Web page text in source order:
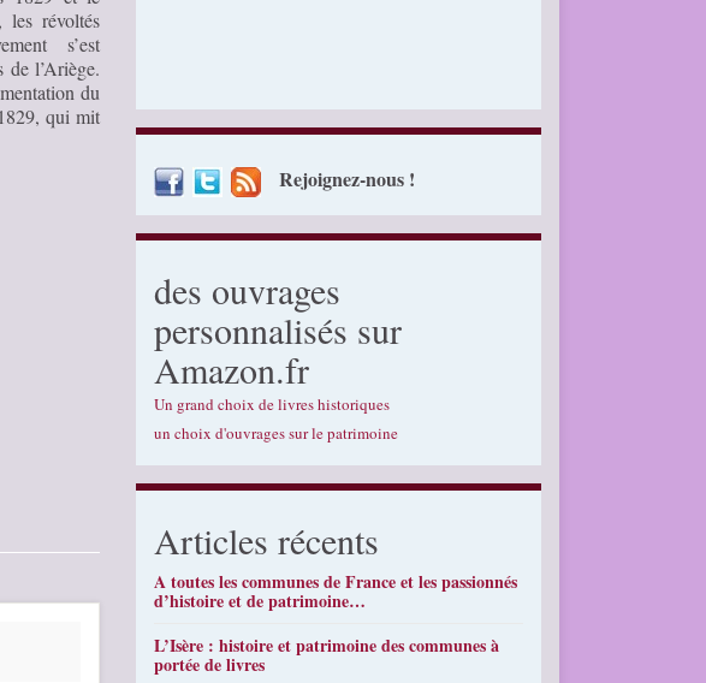
les révoltés
s’est
de l’Ariège.
du
qui mit
Rejoignez-nous !
des ouvrages
personnalisés sur
Amazon.fr
Un grand choix de livres historiques
un choix d'ouvrages sur le patrimoine
Articles récents
A toutes les communes de France et les passionnés
d’histoire et de patrimoine…
L’Isère : histoire et patrimoine des communes à
portée de livres